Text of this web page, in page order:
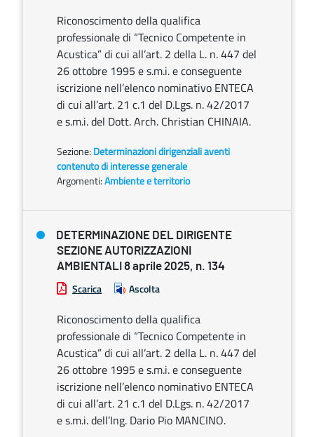
Riconoscimento della qualifica
professionale di “Tecnico Competente in
Acustica” di cui all’art. 2 della L. n. 447 del
26 ottobre 1995 e s.m.i. e conseguente
iscrizione nell’elenco nominativo ENTECA
di cui all’art. 21 c.1 del D.Lgs. n. 42/2017
e s.m.i. del Dott. Arch. Christian CHINAIA.
Sezione: Determinazioni dirigenziali aventi
contenuto di interesse generale
Argomenti:Ambiente e territorio
DETERMINAZIONE DEL DIRIGENTE
SEZIONE AUTORIZZAZIONI
AMBIENTALI 8 aprile 2025, n. 134
Scarica Ascolta
Riconoscimento della qualifica
professionale di “Tecnico Competente in
Acustica” di cui all’art. 2 della L. n. 447 del
26 ottobre 1995 e s.m.i. e conseguente
iscrizione nell’elenco nominativo ENTECA
di cui all’art. 21 c.1 del D.Lgs. n. 42/2017
e s.m.i. dell’Ing. Dario Pio MANCINO.